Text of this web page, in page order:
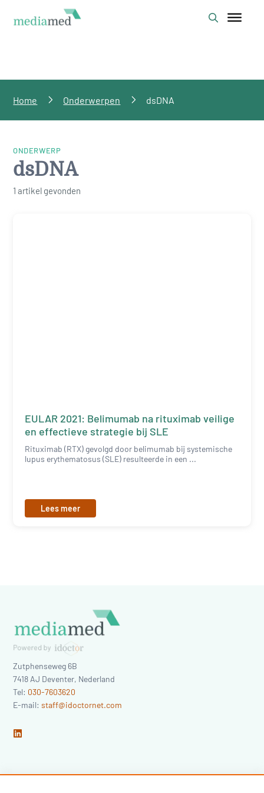
Home Onderwerpen dsDNA
ONDERWERP
dsDNA
1 artikel gevonden
EULAR 2021: Belimumab na rituximab veilige
en effectieve strategie bij SLE
Rituximab (RTX) gevolgd door belimumab bij systemische
lupus erythematosus (SLE) resulteerde in een ...
Lees meer
Zutphenseweg 6B
7418 AJ Deventer, Nederland
Tel: 030-7603620
E-mail:staff@idoctornet.com